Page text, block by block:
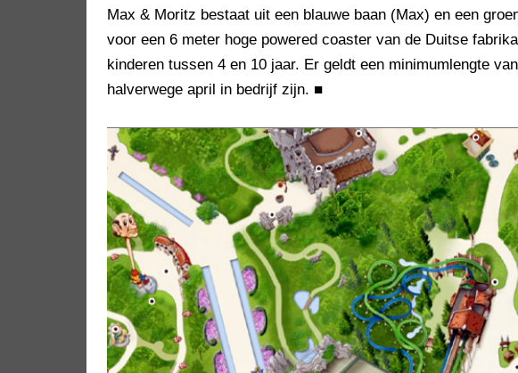
Max & Moritz bestaat uit een blauwe baan (Max) en een
voor een 6 meter hoge powered coaster van de Duitse
kinderen tussen 4 en 10 jaar. Er geldt een minimumlengte
halverwege april in bedrijf zijn. ■